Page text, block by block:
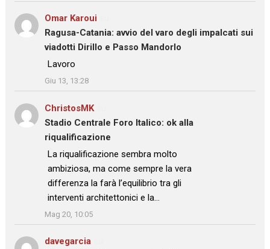
Omar Karoui
Ragusa-Catania: avvio del varo degli impalcati sui
viadotti Dirillo e Passo Mandorlo
: “Lavoro
”
Giu 13, 13:28
ChristosMKsu
Stadio Centrale Foro Italico: ok alla
riqualificazione
: “La riqualificazione sembra molto
ambiziosa, ma come sempre la vera
differenza la farà l’equilibrio tra gli
interventi architettonici e la…
”
Mag 20, 10:05
davegarcia